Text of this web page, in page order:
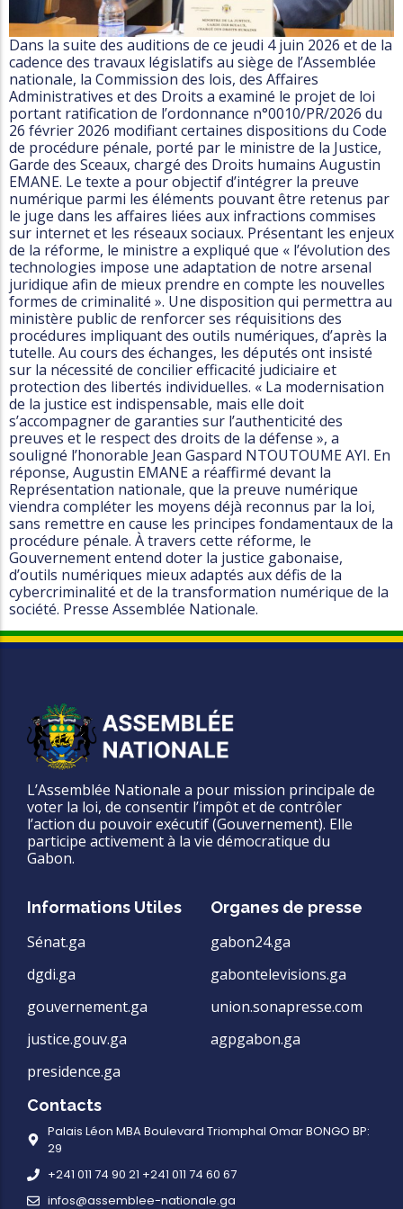
Dans la suite des auditions de ce jeudi 4 juin 2026 et de la
cadence des travaux législatifs au siège de l’Assemblée
nationale, la Commission des lois, des Affaires
Administratives et des Droits a examiné le projet de loi
portant ratification de l’ordonnance n°0010/PR/2026 du
26 février 2026 modifiant certaines dispositions du Code
de procédure pénale, porté par le ministre de la Justice,
Garde des Sceaux, chargé des Droits humains Augustin
EMANE. Le texte a pour objectif d’intégrer la preuve
numérique parmi les éléments pouvant être retenus par
le juge dans les affaires liées aux infractions commises
sur internet et les réseaux sociaux. Présentant les enjeux
de la réforme, le ministre a expliqué que « l’évolution des
technologies impose une adaptation de notre arsenal
juridique afin de mieux prendre en compte les nouvelles
formes de criminalité ». Une disposition qui permettra au
ministère public de renforcer ses réquisitions des
procédures impliquant des outils numériques, d’après la
tutelle. Au cours des échanges, les députés ont insisté
sur la nécessité de concilier efficacité judiciaire et
protection des libertés individuelles. « La modernisation
de la justice est indispensable, mais elle doit
s’accompagner de garanties sur l’authenticité des
preuves et le respect des droits de la défense », a
souligné l’honorable Jean Gaspard NTOUTOUME AYI. En
réponse, Augustin EMANE a réaffirmé devant la
Représentation nationale, que la preuve numérique
viendra compléter les moyens déjà reconnus par la loi,
sans remettre en cause les principes fondamentaux de la
procédure pénale. À travers cette réforme, le
Gouvernement entend doter la justice gabonaise,
d’outils numériques mieux adaptés aux défis de la
cybercriminalité et de la transformation numérique de la
société. Presse Assemblée Nationale.
L’Assemblée Nationale a pour mission principale de
voter la loi, de consentir l’impôt et de contrôler
l’action du pouvoir exécutif (Gouvernement). Elle
participe activement à la vie démocratique du
Gabon.
Informations Utiles
Sénat.ga
dgdi.ga
gouvernement.ga
justice.gouv.ga
presidence.ga
Organes de presse
gabon24.ga
gabontelevisions.ga
union.sonapresse.com
agpgabon.ga
Contacts
Palais Léon MBA Boulevard Triomphal Omar BONGO BP:
29
+241 011 74 90 21 +241 011 74 60 67
infos@assemblee-nationale.ga